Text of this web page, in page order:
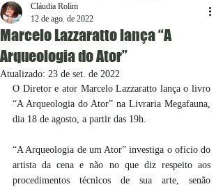
Marcelo Lazzaratto lança “A
Arqueologia do Ator”
Cláudia Rolim
12 de ago. de 2022
Atualizado: 23 de set. de 2022
O Diretor e ator Marcelo Lazzaratto lança o livro
“A Arqueologia do Ator” na Livraria Megafauna,
dia 18 de agosto, a partir das 19h.
“A Arqueologia de um Ator” investiga o ofício do
artista da cena e não no que diz respeito aos
procedimentos técnicos de sua arte, senão